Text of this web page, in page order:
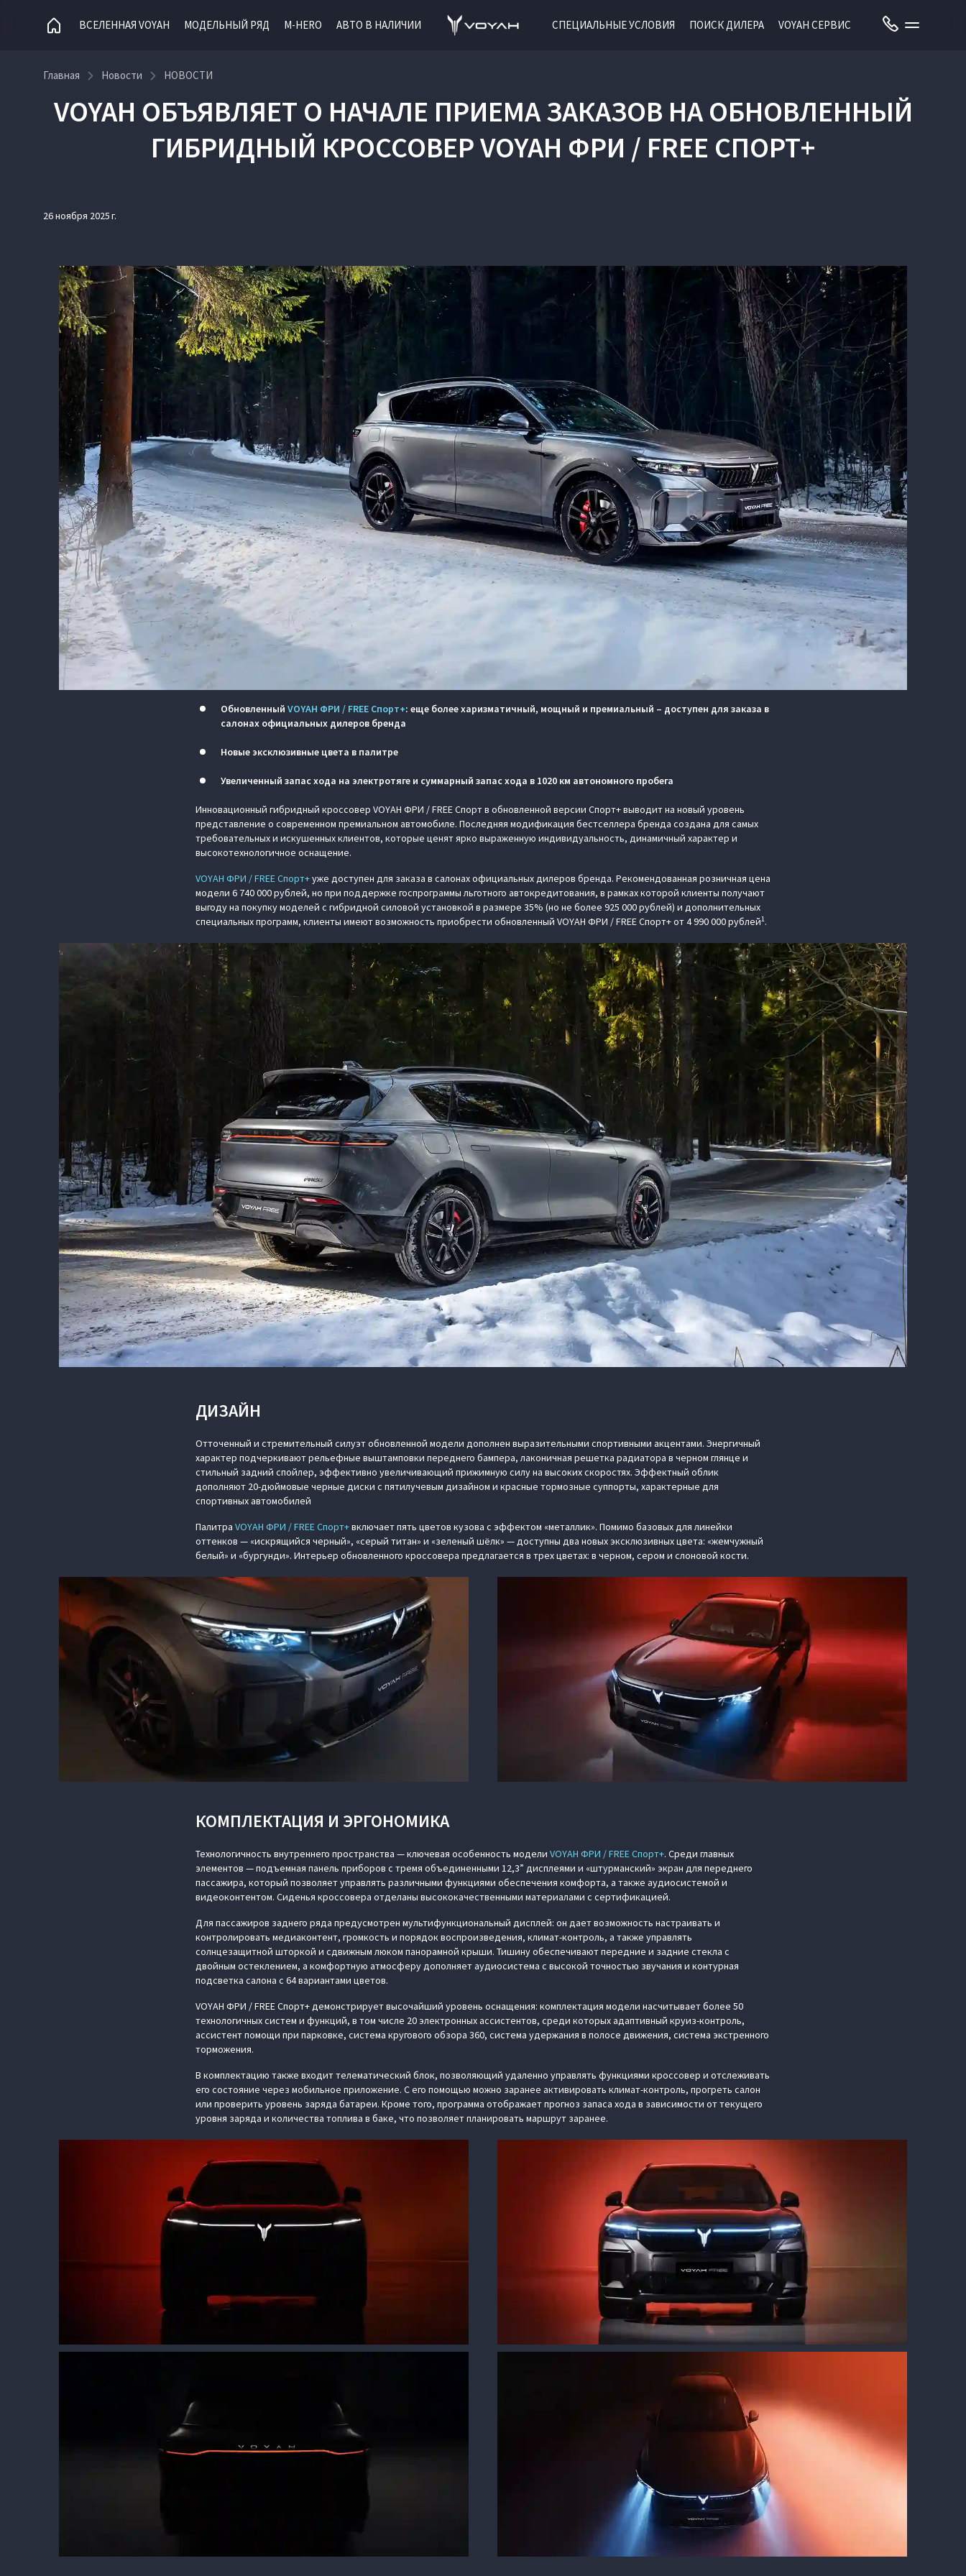
ВСЕЛЕННАЯ VOYAH МОДЕЛЬНЫЙ РЯД M-HERO АВТО В НАЛИЧИИ СПЕЦИАЛЬНЫЕ УСЛОВИЯ ПОИСК ДИЛЕРА VOYAH СЕРВИС
Главная Новости НОВОСТИ
VOYAH ОБЪЯВЛЯЕТ О НАЧАЛЕ ПРИЕМА ЗАКАЗОВ НА ОБНОВЛЕННЫЙ
ГИБРИДНЫЙ КРОССОВЕР VOYAH ФРИ / FREE СПОРТ+
26 ноября 2025 г.
Обновленный VOYAH ФРИ / FREE Спорт+: еще более харизматичный, мощный и премиальный – доступен для заказа в
салонах официальных дилеров бренда
Новые эксклюзивные цвета в палитре
Увеличенный запас хода на электротяге и суммарный запас хода в 1020 км автономного пробега
Инновационный гибридный кроссовер VOYAH ФРИ / FREE Спорт в обновленной версии Спорт+ выводит на новый уровень
представление о современном премиальном автомобиле. Последняя модификация бестселлера бренда создана для самых
требовательных и искушенных клиентов, которые ценят ярко выраженную индивидуальность, динамичный характер и
высокотехнологичное оснащение.
VOYAH ФРИ / FREE Спорт+уже доступен для заказа в салонах официальных дилеров бренда. Рекомендованная розничная цена
модели 6 740 000 рублей, но при поддержке госпрограммы льготного автокредитования, в рамках которой клиенты получают
выгоду на покупку моделей с гибридной силовой установкой в размере 35% (но не более 925 000 рублей) и дополнительных
специальных программ, клиенты имеют возможность приобрести обновленный VOYAH ФРИ / FREE Спорт+ от 4 990 000 рублей1.
ДИЗАЙН
Отточенный и стремительный силуэт обновленной модели дополнен выразительными спортивными акцентами. Энергичный
характер подчеркивают рельефные выштамповки переднего бампера, лаконичная решетка радиатора в черном глянце и
стильный задний спойлер, эффективно увеличивающий прижимную силу на высоких скоростях. Эффектный облик
дополняют 20-дюймовые черные диски с пятилучевым дизайном и красные тормозные суппорты, характерные для
спортивных автомобилей
Палитра VOYAH ФРИ / FREE Спорт+включает пять цветов кузова с эффектом «металлик». Помимо базовых для линейки
оттенков — «искрящийся черный», «серый титан» и «зеленый шёлк» — доступны два новых эксклюзивных цвета: «жемчужный
белый» и «бургунди». Интерьер обновленного кроссовера предлагается в трех цветах: в черном, сером и слоновой кости.
КОМПЛЕКТАЦИЯ И ЭРГОНОМИКА
Технологичность внутреннего пространства — ключевая особенность модели VOYAH ФРИ / FREE Спорт+. Среди главных
элементов — подъемная панель приборов с тремя объединенными 12,3” дисплеями и «штурманский» экран для переднего
пассажира, который позволяет управлять различными функциями обеспечения комфорта, а также аудиосистемой и
видеоконтентом. Сиденья кроссовера отделаны высококачественными материалами с сертификацией.
Для пассажиров заднего ряда предусмотрен мультифункциональный дисплей: он дает возможность настраивать и
контролировать медиаконтент, громкость и порядок воспроизведения, климат-контроль, а также управлять
солнцезащитной шторкой и сдвижным люком панорамной крыши. Тишину обеспечивают передние и задние стекла с
двойным остеклением, а комфортную атмосферу дополняет аудиосистема с высокой точностью звучания и контурная
подсветка салона с 64 вариантами цветов.
VOYAH ФРИ / FREE Спорт+ демонстрирует высочайший уровень оснащения: комплектация модели насчитывает более 50
технологичных систем и функций, в том числе 20 электронных ассистентов, среди которых адаптивный круиз-контроль,
ассистент помощи при парковке, система кругового обзора 360, система удержания в полосе движения, система экстренного
торможения.
В комплектацию также входит телематический блок, позволяющий удаленно управлять функциями кроссовер и отслеживать
его состояние через мобильное приложение. С его помощью можно заранее активировать климат-контроль, прогреть салон
или проверить уровень заряда батареи. Кроме того, программа отображает прогноз запаса хода в зависимости от текущего
уровня заряда и количества топлива в баке, что позволяет планировать маршрут заранее.